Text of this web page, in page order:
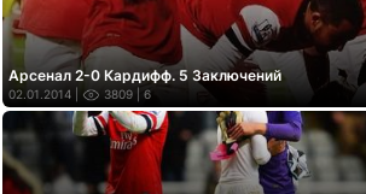
Арсенал 2-0 Кардифф. 5 Заключений
02.01.2014 | 3809 | 6